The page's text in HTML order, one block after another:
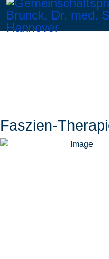
Faszien-